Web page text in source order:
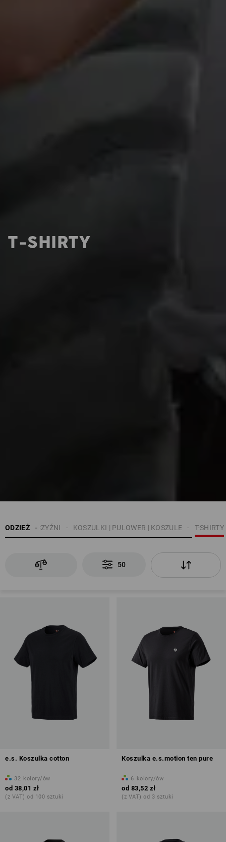
T-SHIRTY
ODZIEŻ T-SHIRTY
KOSZULKI | PULOWER | KOSZULE
MĘŻCZYŹNI
50
e.s. Koszulka cotton
32 kolory/ów
od 38,01 zł
(z VAT) od 100 sztuki
Koszulka e.s.motion ten pure
6 kolory/ów
od 83,52 zł
(z VAT) od 3 sztuki